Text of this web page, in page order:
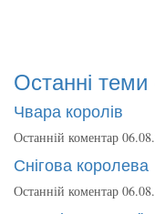
Останні
Чвара королів
Останній коментар
Снігова королева
Останній коментар